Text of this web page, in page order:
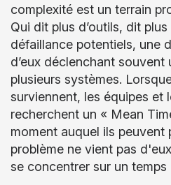
complexité est un terrain
Qui dit plus d’outils, dit
défaillance potentiels, une
d’eux déclenchant
plusieurs systèmes.
surviennent, les équipes et
recherchent un « Mean
moment auquel ils peuvent
problème ne vient pas
se concentrer sur un